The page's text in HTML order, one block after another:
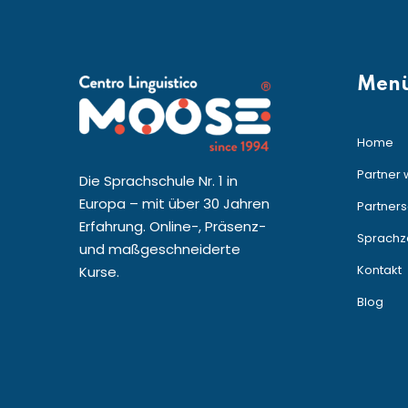
Die Sprachschule Nr. 1 in
Europa – mit über 30 Jahren
Erfahrung. Online-, Präsenz-
und maßgeschneiderte
Kurse.
Home
Partner
Kontakt
Blog